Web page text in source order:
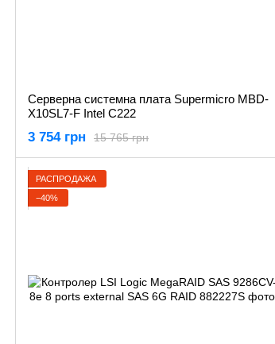
Серверна системна плата Supermicro MBD-
X10SL7-F Intel C222
15 765 грн
3 754 грн
РАСПРОДАЖА
−40%